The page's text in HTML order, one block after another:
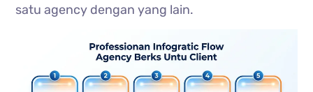
satu agency dengan yang lain.